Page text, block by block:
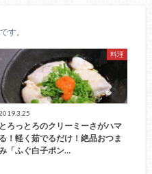
す。
料理
とろっとろのクリーミーさがハマ
る！軽く茹でるだけ！絶品おつま
「ふぐ白子ポン…